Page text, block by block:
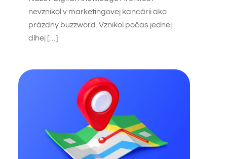
nevznikol v marketingovej kancárii ako
prázdny buzzword. Vznikol počas jednej
dlhej […]